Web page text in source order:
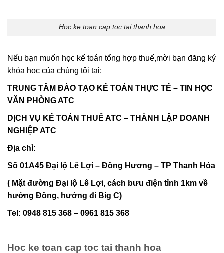
Hoc ke toan cap toc tai thanh hoa
Nếu bạn muốn học kế toán tổng hợp thuế,mời bạn đăng ký
khóa học của chúng tôi tại:
TRUNG TÂM ĐÀO TẠO KẾ TOÁN THỰC TẾ – TIN HỌC
VĂN PHÒNG ATC
DỊCH VỤ KẾ TOÁN THUẾ ATC – THÀNH LẬP DOANH
NGHIỆP ATC
Địa chỉ:
Số 01A45 Đại lộ Lê Lợi – Đông Hương – TP Thanh Hóa
( Mặt đường Đại lộ Lê Lợi, cách bưu điện tỉnh 1km về
hướng Đông, hướng đi Big C)
Tel: 0948 815 368 – 0961 815 368
Hoc ke toan cap toc tai thanh hoa